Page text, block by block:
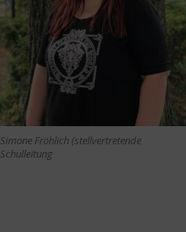
Simone Fröhlich (stellvertretende
Schulleitung